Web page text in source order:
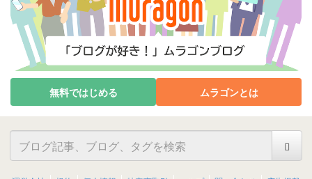
無料ではじめる ムラゴンとは